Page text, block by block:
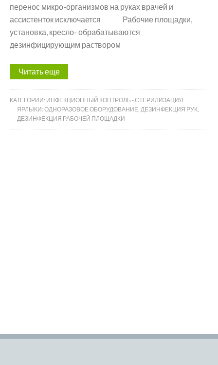
перенос микро-организмов на руках врачей и
ассистенток исключается Рабочие площадки,
установка, кресло- обрабатываются
дезинфицирующим раствором
Читать еще
КАТЕГОРИИ: ИНФЕКЦИОННЫЙ КОНТРОЛЬ - СТЕРИЛИЗАЦИЯ
ЯРЛЫКИ: ОДНОРАЗОВОЕ ОБОРУДОВАНИЕ, ДЕЗИНФЕКЦИЯ РУК,
ДЕЗИНФЕКЦИЯ РАБОЧЕЙ ПЛОЩАДКИ